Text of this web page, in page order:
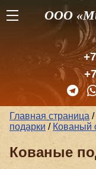
ООО
Главная страница /
подарки / Кованый
Кованые